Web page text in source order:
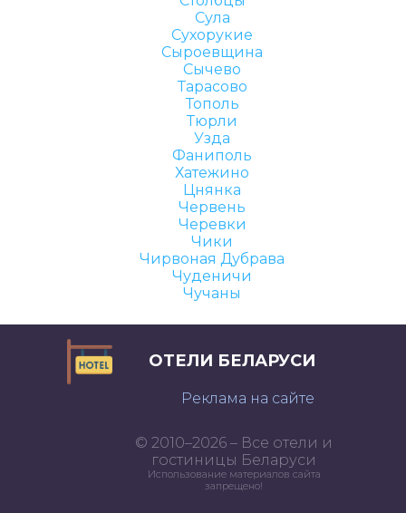
Сула
Сухорукие
Сыроевщина
Сычево
Тарасово
Тополь
Тюрли
Узда
Фаниполь
Хатежино
Цнянка
Червень
Черевки
Чики
Чирвоная Дубрава
Чуденичи
Чучаны
ОТЕЛИ БЕЛАРУСИ
Реклама на сайте
© 2010–2026 – Все отели и
гостиницы Беларуси
Использование материалов сайта
запрещено!